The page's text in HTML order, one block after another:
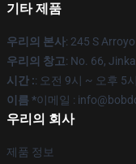
기타 제품
우리의 본사: 245 S
우리의 창고: No. 66,
시간 :: 오전 9시 ~ 오후 5
이름 *이메일 :
우리의 회사
제품 정보